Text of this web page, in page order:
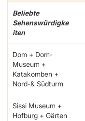
Beliebte
Sehenswürdigke
iten
Dom + Dom-
Museum +
Katakomben +
Nord-& Südturm
Sissi Museum +
Hofburg + Gärten